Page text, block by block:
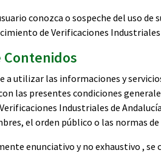
conozca o sospeche del uso
de Verificaciones Industriales
Contenidos
a utilizar las informaciones y
las presentes condiciones
Industriales de
el orden público o las normas
enunciativo y no exhaustivo ,